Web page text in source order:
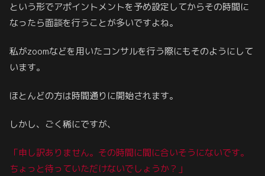
という形でアポイントメントを予め設定してからその時間に
なったら面談を行うことが多いですよね。
私がzoomなどを用いたコンサルを行う際にもそのようにして
います。
ほとんどの方は時間通りに開始されます。
しかし、ごく稀にですが、
「申し訳ありません。その時間に間に合いそうにないです。
ちょっと待っていただけないでしょうか？」